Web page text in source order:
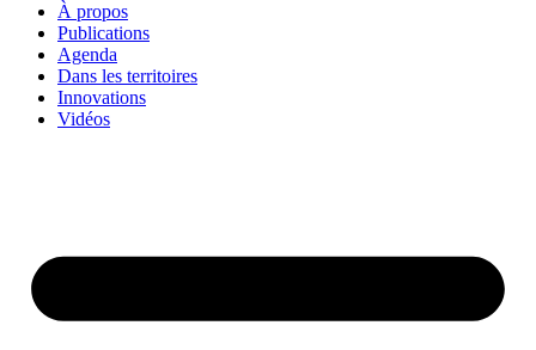
À propos
Publications
Agenda
Dans les territoires
Innovations
Vidéos